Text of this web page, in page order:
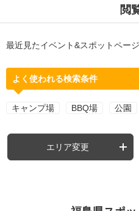
閲
最近見たイベント&スポットペー
よく使われる検索条件
キャンプ場 BBQ場 公園
エリア変更